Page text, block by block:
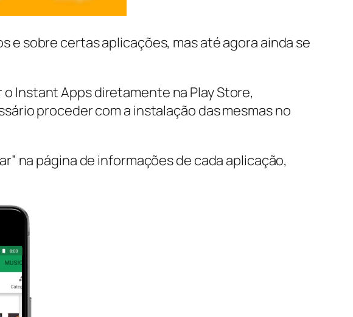
e sobre certas aplicações, mas até agora ainda se
Instant Apps diretamente na Play Store,
proceder com a instalação das mesmas no
na página de informações de cada aplicação,